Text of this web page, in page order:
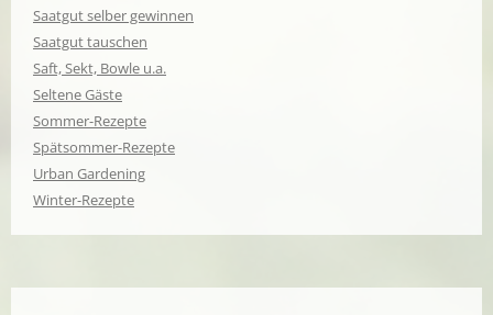
Saatgut selber gewinnen
Saatgut tauschen
Saft, Sekt, Bowle u.a.
Seltene Gäste
Sommer-Rezepte
Spätsommer-Rezepte
Urban Gardening
Winter-Rezepte